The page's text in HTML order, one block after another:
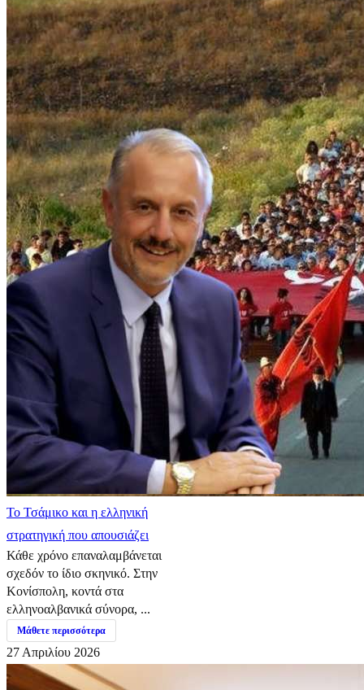
​Το Τσάμικο και η ελληνική
στρατηγική που απουσιάζει
Κάθε χρόνο επαναλαμβάνεται
σχεδόν το ίδιο σκηνικό. Στην
Κονίσπολη, κοντά στα
ελληνοαλβανικά σύνορα, ...
Μάθετε περισσότερα
27 Απριλίου 2026